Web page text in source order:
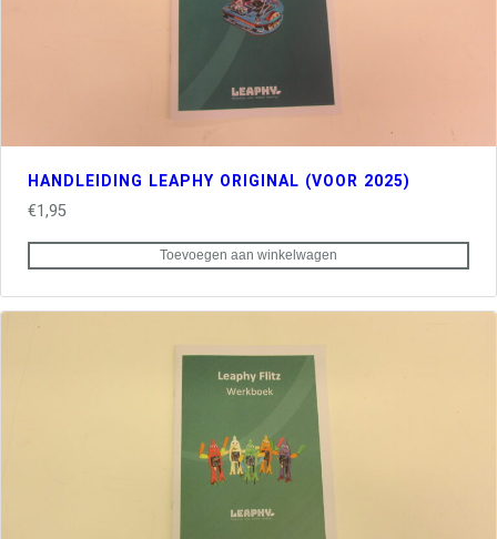
HANDLEIDING LEAPHY ORIGINAL (VOOR 2025)
€1,95
Toevoegen aan winkelwagen